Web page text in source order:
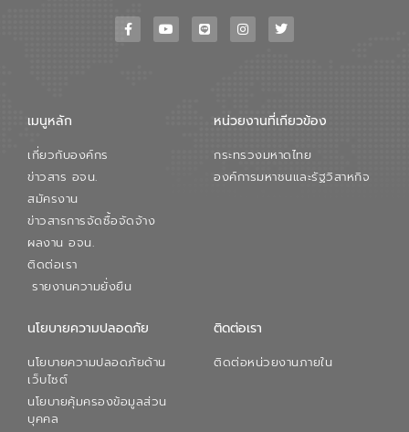
เพื่อสนับสนุนการพัฒนาเมืองอย่างยั่งยืน
ขณะที่ นายบดินทร์ อุดล กรรมการผู้อำนวย
สมดุลทางเศรษฐกิจและสิ่งแวดล้อมได้อย่าง
ภาคเอกชนในครั้งนี้ นับเป็นก้าวสำคัญของ
องค์การจัดการน้ำเสีย (อจน.) ในการร่วมวาง
เมนูหลัก
เกี่ยวกับองค์กร
ข่าวสาร อจน.
สมัครงาน
ข่าวสารการจัดซื้อจัดจ้าง
ผลงาน อจน.
ติดต่อเรา
รายงานความยั่งยืน
หน่วยงานที่เกียวข้อง
กระทรวงมหาดไทย
องค์การมหาชนและรัฐวิสาหกิจ
นโยบายความปลอดภัย
นโยบายความปลอดภัยด้าน
เว็บไซต์
นโยบายคุ้มครองข้อมูลส่วน
บุคคล
ติดต่อเรา
ติดต่อหน่วยงานภายใน